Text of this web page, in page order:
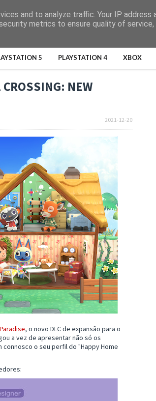
5 PLAYSTATION 4 XBOX
NEW
2021-12-20
, o novo DLC de expansão para o
a vez de apresentar não só os
o seu perfil do "Happy Home
and to analyze traffic. Your IP address
metrics to ensure quality of service,